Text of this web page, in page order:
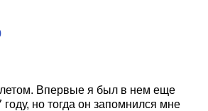
летом. Впервые я был в нем еще
но тогда он запомнился мне